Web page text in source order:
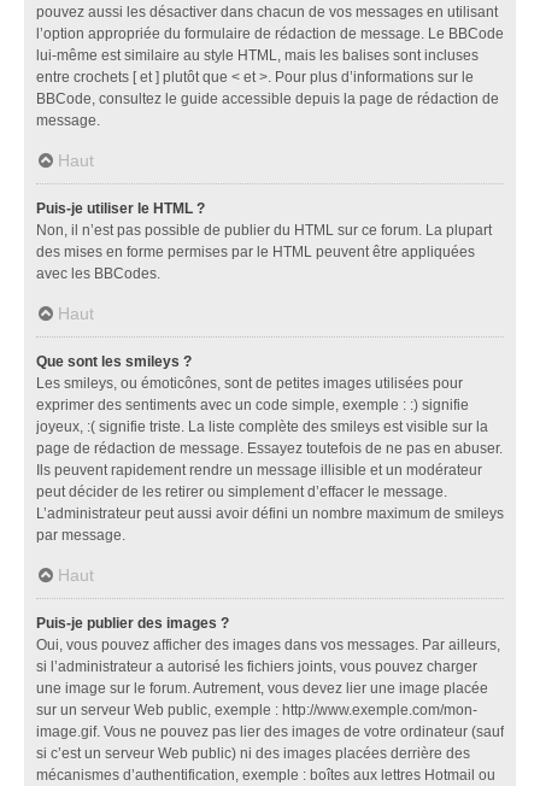
pouvez aussi les désactiver dans chacun de vos messages en utilisant
l’option appropriée du formulaire de rédaction de message. Le BBCode
lui-même est similaire au style HTML, mais les balises sont incluses
entre crochets [ et ] plutôt que < et >. Pour plus d’informations sur le
BBCode, consultez le guide accessible depuis la page de rédaction de
message.
Haut
Puis-je utiliser le HTML ?
Non, il n’est pas possible de publier du HTML sur ce forum. La plupart
des mises en forme permises par le HTML peuvent être appliquées
avec les BBCodes.
Haut
Que sont les smileys ?
Les smileys, ou émoticônes, sont de petites images utilisées pour
exprimer des sentiments avec un code simple, exemple : :) signifie
joyeux, :( signifie triste. La liste complète des smileys est visible sur la
page de rédaction de message. Essayez toutefois de ne pas en abuser.
Ils peuvent rapidement rendre un message illisible et un modérateur
peut décider de les retirer ou simplement d’effacer le message.
L’administrateur peut aussi avoir défini un nombre maximum de smileys
par message.
Haut
Puis-je publier des images ?
Oui, vous pouvez afficher des images dans vos messages. Par ailleurs,
si l’administrateur a autorisé les fichiers joints, vous pouvez charger
une image sur le forum. Autrement, vous devez lier une image placée
sur un serveur Web public, exemple : http://www.exemple.com/mon-
image.gif. Vous ne pouvez pas lier des images de votre ordinateur (sauf
si c’est un serveur Web public) ni des images placées derrière des
mécanismes d’authentification, exemple : boîtes aux lettres Hotmail ou